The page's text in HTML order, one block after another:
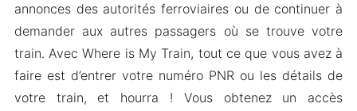
annonces des autorités ferroviaires ou de continuer à
demander aux autres passagers où se trouve votre
train. Avec Where is My Train, tout ce que vous avez à
faire est d’entrer votre numéro PNR ou les détails de
votre train, et hourra ! Vous obtenez un accès